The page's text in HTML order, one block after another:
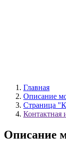
Главная
Описание
Страница
Контактная
Описание